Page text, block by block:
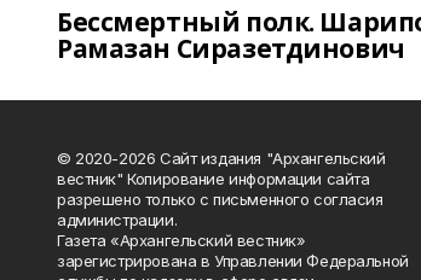
Бессмертный полк.
Рамазан Сиразетдинович
© 2020-2026 Сайт издания "Архангельский
вестник" Копирование информации сайта
разрешено только с письменного согласия
администрации.
Газета «Архангельский вестник»
зарегистрирована в Управлении Федеральной